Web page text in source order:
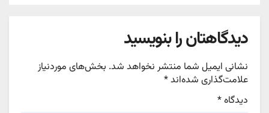
دیدگاهتان را بنویسید
نشانی ایمیل شما منتشر نخواهد شد. بخش‌های موردنیاز
علامت‌گذاری شده‌اند*
دیدگاه*